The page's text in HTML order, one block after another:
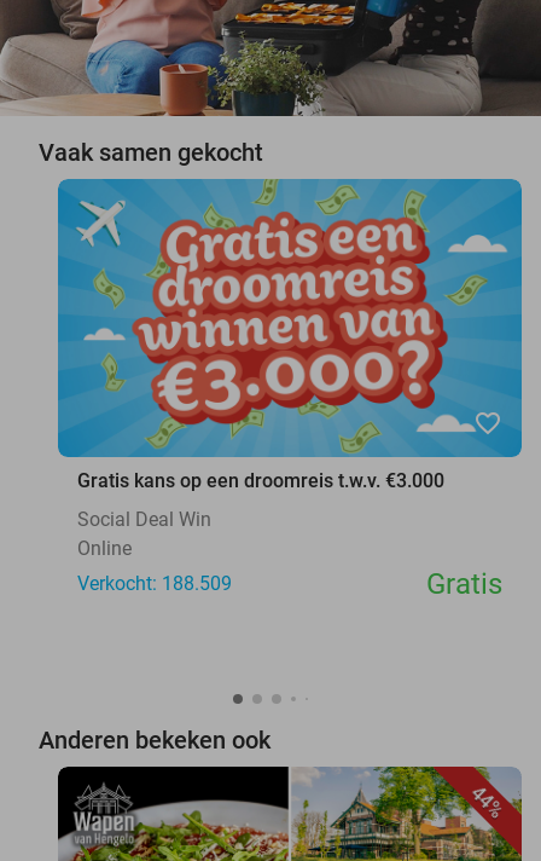
Vaak samen gekocht
favorite_border
Gratis kans op een droomreis t.w.v. €3.000
Social Deal Win
Online
Verkocht: 188.509
Gratis
Anderen bekeken ook
44%